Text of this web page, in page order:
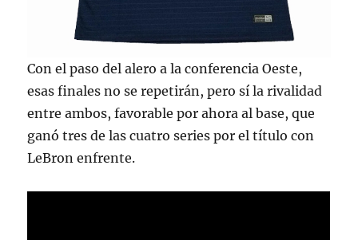
Con el paso del alero a la conferencia Oeste,
esas finales no se repetirán, pero sí la rivalidad
entre ambos, favorable por ahora al base, que
ganó tres de las cuatro series por el título con
LeBron enfrente.